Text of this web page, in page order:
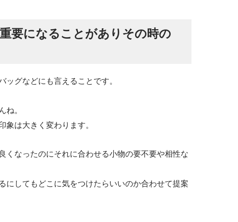
要になることがありその時の
グなどにも言えることです。
ね。
は大きく変わります。
くなったのにそれに合わせる小物の要不要や相性な
にしてもどこに気をつけたらいいのか合わせて提案